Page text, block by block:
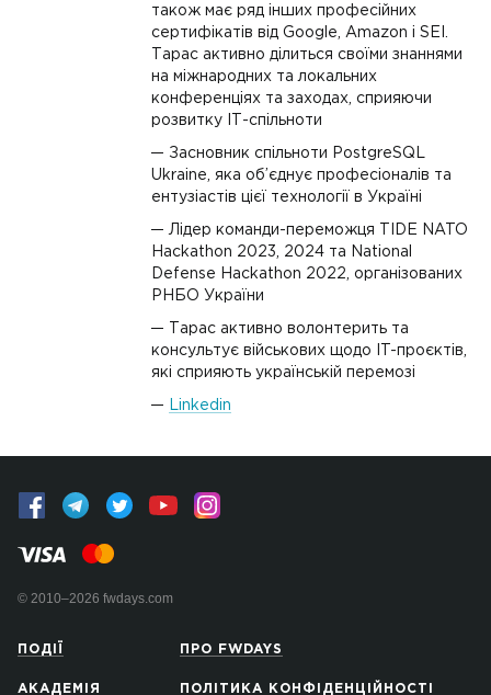
також має ряд інших професійних
сертифікатів від Google, Amazon і SEI.
Тарас активно ділиться своїми знаннями
на міжнародних та локальних
конференціях та заходах, сприяючи
розвитку ІТ-спільноти
Засновник спільноти PostgreSQL
Ukraine, яка об’єднує професіоналів та
ентузіастів цієї технології в Україні
Лідер команди-переможця TIDE NATO
Hackathon 2023, 2024 та National
Defense Hackathon 2022, організованих
РНБО України
Тарас активно волонтерить та
консультує військових щодо IT-проєктів,
які сприяють українській перемозі
Linkedin
© 2010–2026 fwdays.com
ПОДІЇ
АКАДЕМІЯ
ПРО FWDAYS
ПОЛІТИКА КОНФІДЕНЦІЙНОСТІ